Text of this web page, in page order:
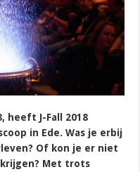
heeft J-Fall 2018
in Ede. Was je erbij
Of kon je er niet
krijgen? Met trots